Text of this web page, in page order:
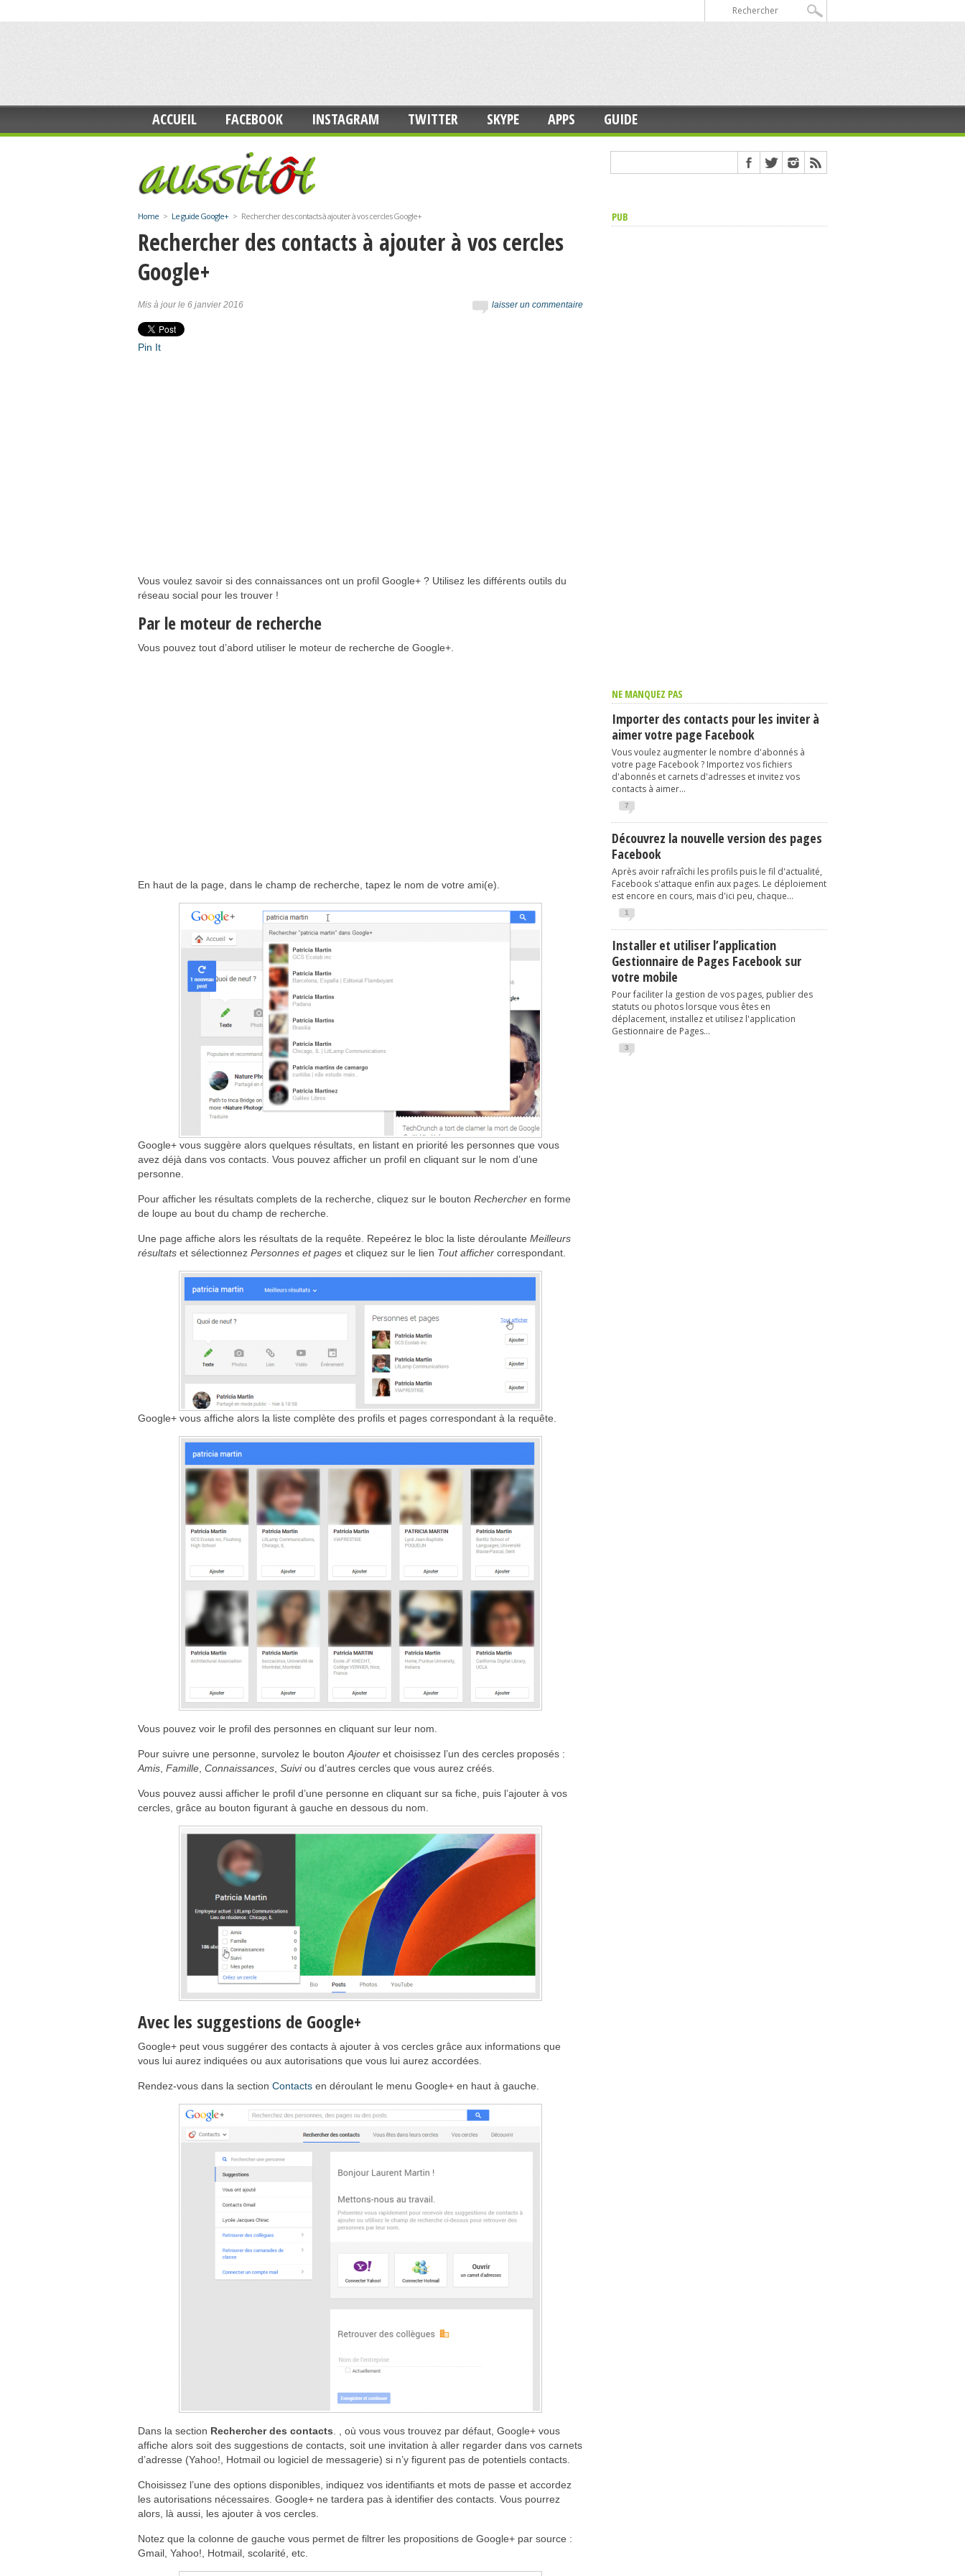
ACCUEIL FACEBOOK INSTAGRAM TWITTER SKYPE APPS GUIDE
Home > Le guide Google+> Rechercher des contacts à ajouter à vos cercles Google+
Rechercher des contacts à ajouter à vos cercles
Google+
laisser un commentaire
Mis à jour le 6 janvier 2016
Pin It
Vous voulez savoir si des connaissances ont un profil Google+ ? Utilisez les différents outils du
réseau social pour les trouver !
Par le moteur de recherche
Vous pouvez tout d’abord utiliser le moteur de recherche de Google+.
En haut de la page, dans le champ de recherche, tapez le nom de votre ami(e).
Google+ vous suggère alors quelques résultats, en listant en priorité les personnes que vous
avez déjà dans vos contacts. Vous pouvez afficher un profil en cliquant sur le nom d’une
personne.
Pour afficher les résultats complets de la recherche, cliquez sur le bouton Rechercher en forme
de loupe au bout du champ de recherche.
Une page affiche alors les résultats de la requête. Repeérez le bloc la liste déroulante Meilleurs
résultats et sélectionnez Personnes et pages et cliquez sur le lien Tout afficher correspondant.
Google+ vous affiche alors la liste complète des profils et pages correspondant à la requête.
Vous pouvez voir le profil des personnes en cliquant sur leur nom.
Pour suivre une personne, survolez le bouton Ajouter et choisissez l’un des cercles proposés :
Amis Famille Connaissances Suiviou d’autres cercles que vous aurez créés.
Vous pouvez aussi afficher le profil d’une personne en cliquant sur sa fiche, puis l’ajouter à vos
cercles, grâce au bouton figurant à gauche en dessous du nom.
Avec les suggestions de Google+
Google+ peut vous suggérer des contacts à ajouter à vos cercles grâce aux informations que
vous lui aurez indiquées ou aux autorisations que vous lui aurez accordées.
Rendez-vous dans la section Contacts en déroulant le menu Google+ en haut à gauche.
Dans la section Rechercher des contacts . , où vous vous trouvez par défaut, Google+ vous
affiche alors soit des suggestions de contacts, soit une invitation à aller regarder dans vos carnets
d’adresse (Yahoo!, Hotmail ou logiciel de messagerie) si n’y figurent pas de potentiels contacts.
Choisissez l’une des options disponibles, indiquez vos identifiants et mots de passe et accordez
les autorisations nécessaires. Google+ ne tardera pas à identifier des contacts. Vous pourrez
alors, là aussi, les ajouter à vos cercles.
Notez que la colonne de gauche vous permet de filtrer les propositions de Google+ par source :
Gmail, Yahoo!, Hotmail, scolarité, etc.
PUB
NE MANQUEZ PAS
Importer des contacts pour les inviter à
aimer votre page Facebook
Vous voulez augmenter le nombre d'abonnés à
votre page Facebook ? Importez vos fichiers
d'abonnés et carnets d'adresses et invitez vos
contacts à aimer...
7
Découvrez la nouvelle version des pages
Facebook
Après avoir rafraîchi les profils puis le fil d'actualité,
Facebook s'attaque enfin aux pages. Le déploiement
est encore en cours, mais d'ici peu, chaque...
1
Installer et utiliser l’application
Gestionnaire de Pages Facebook sur
votre mobile
Pour faciliter la gestion de vos pages, publier des
statuts ou photos lorsque vous êtes en
déplacement, installez et utilisez l'application
Gestionnaire de Pages...
3